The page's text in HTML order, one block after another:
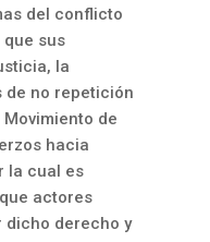
del conflicto
sus
la
de no repetición
de
hacia
la cual es
actores
dicho derecho y